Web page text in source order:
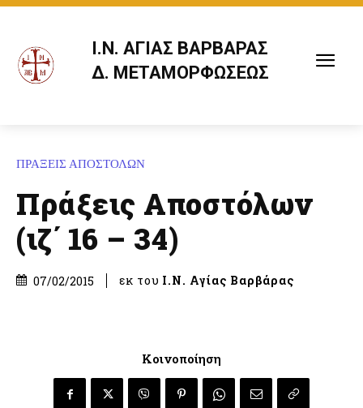
Ι.Ν. ΑΓΙΑΣ ΒΑΡΒΑΡΑΣ
Δ. ΜΕΤΑΜΟΡΦΩΣΕΩΣ
ΠΡΑΞΕΙΣ ΑΠΟΣΤΟΛΩΝ
Πράξεις Αποστόλων
(ιζ΄ 16 – 34)
07/02/2015 εκ του Ι.Ν. Αγίας Βαρβάρας
Κοινοποίηση